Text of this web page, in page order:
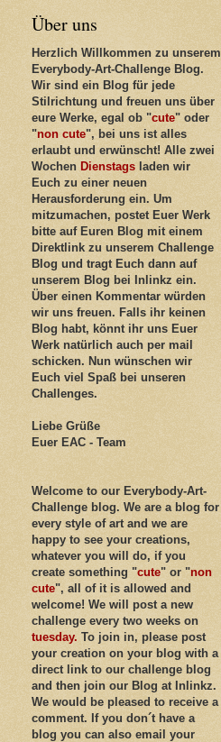
Über uns
Herzlich Willkommen zu unserem
Everybody-Art-Challenge Blog.
Wir sind ein Blog für jede
Stilrichtung und freuen uns über
eure Werke, egal ob "cute" oder
"non cute", bei uns ist alles
erlaubt und erwünscht! Alle zwei
Wochen Dienstags laden wir
Euch zu einer neuen
Herausforderung ein. Um
mitzumachen, postet Euer Werk
bitte auf Euren Blog mit einem
Direktlink zu unserem Challenge
Blog und tragt Euch dann auf
unserem Blog bei Inlinkz ein.
Über einen Kommentar würden
wir uns freuen. Falls ihr keinen
Blog habt, könnt ihr uns Euer
Werk natürlich auch per mail
schicken. Nun wünschen wir
Euch viel Spaß bei unseren
Challenges.
Liebe Grüße
Euer EAC - Team
Welcome to our Everybody-Art-
Challenge blog. We are a blog for
every style of art and we are
happy to see your creations,
whatever you will do, if you
create something "cute" or "non
cute", all of it is allowed and
welcome! We will post a new
challenge every two weeks on
tuesday. To join in, please post
your creation on your blog with a
direct link to our challenge blog
and then join our Blog at Inlinkz.
We would be pleased to receive a
comment. If you don´t have a
blog you can also email your